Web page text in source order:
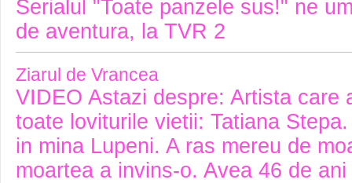
Serialul "Toate panzele sus!" ne
de aventura, la TVR 2
Ziarul de Vrancea
VIDEO Astazi despre: Artista care
toate loviturile vietii: Tatiana
in mina Lupeni. A ras mereu de
moartea a invins-o. Avea 46 de ani